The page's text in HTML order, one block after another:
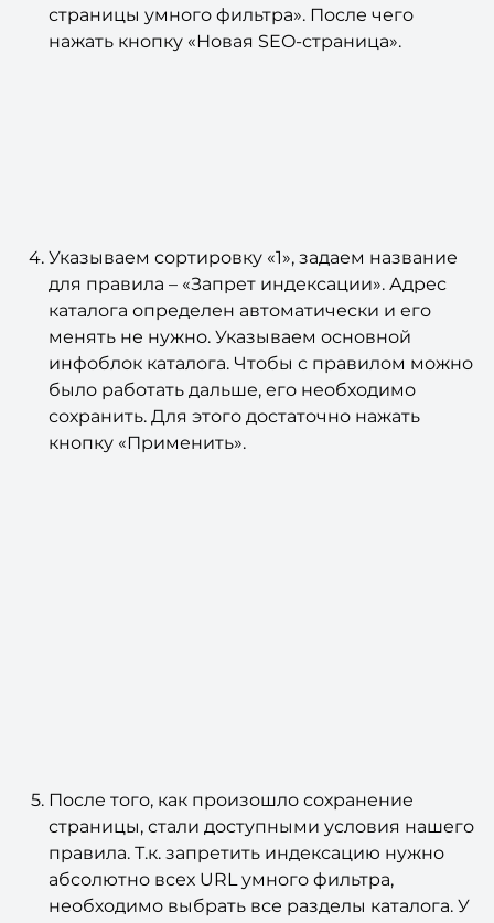
страницы умного фильтра». После чего
нажать кнопку «Новая SEO-страница».
Указываем сортировку «1», задаем название
для правила – «Запрет индексации». Адрес
каталога определен автоматически и его
менять не нужно. Указываем основной
инфоблок каталога. Чтобы с правилом можно
было работать дальше, его необходимо
сохранить. Для этого достаточно нажать
кнопку «Применить».
После того, как произошло сохранение
страницы, стали доступными условия нашего
правила. Т.к. запретить индексацию нужно
абсолютно всех URL умного фильтра,
необходимо выбрать все разделы каталога. У